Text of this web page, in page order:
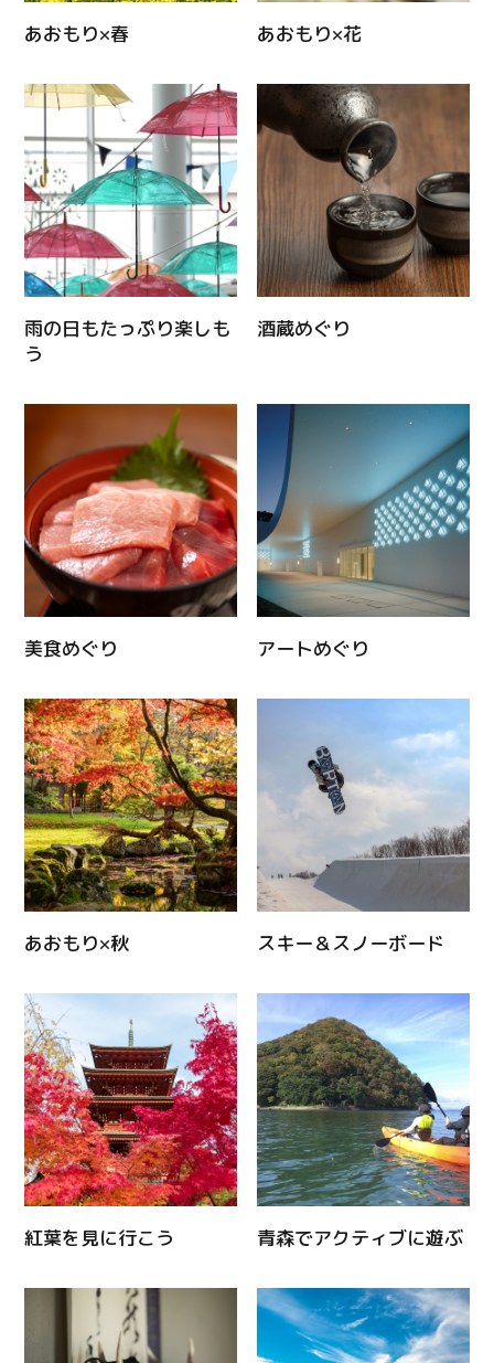
あおもり×春 あおもり×花
雨の日もたっぷり楽しも
う
酒蔵めぐり
美食めぐり アートめぐり
あおもり×秋 スキー＆スノーボード
紅葉を見に行こう 青森でアクティブに遊ぶ